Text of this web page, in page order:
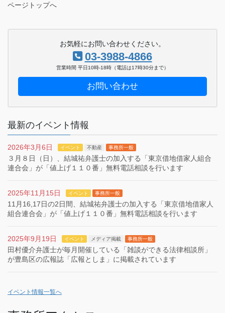
ページトップへ
お気軽にお問い合わせください。
03-3988-4866
営業時間 平日10時-18時（電話は17時30分まで）
お問い合わせ
最新のイベント情報
2026年3月6日 イベント 不動産 事務所一般
３月８日（日）、結城祐弁護士の加入する「東京借地借家人組合
連合会」が「値上げ１１０番」無料電話相談を行います
2025年11月15日 イベント 事務所一般
11月16,17日の2日間、結城祐弁護士の加入する「東京借地借家人
組合連合会」が「値上げ１１０番」無料電話相談を行います
2025年9月19日 イベント メディア掲載 事務所一般
田村優介弁護士が毎月開催している「雑談ができる法律相談所」
が豊島区の広報誌「広報としま」に掲載されています
イベント情報一覧へ